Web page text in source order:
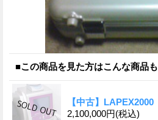
■この商品を見た方はこんな商品
【中古】
2,100,000円(税込)